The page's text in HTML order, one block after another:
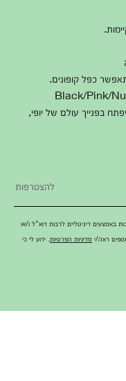
כפל קופונים.
בפנייך עולם של יופי,
באמצעים דיגיטליים לרבות דוא"ל ו/או
מדיניות הפרטיות . ידוע לי כי